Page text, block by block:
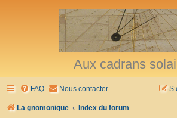
Aux cadrans
FAQ Nous contacter
La gnomonique Index du forum